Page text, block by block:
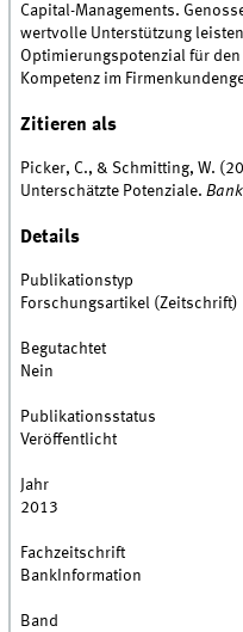
Capital-Managements.
wertvolle Unterstützung
Optimierungspotenzial für
Kompetenz im
Zitieren als
Picker, C., & Schmitting, W.
Unterschätzte Potenziale.
Details
Publikationstyp
Forschungsartikel (Zeitschrift)
Begutachtet
Nein
Publikationsstatus
Veröffentlicht
Jahr
2013
Fachzeitschrift
BankInformation
Band